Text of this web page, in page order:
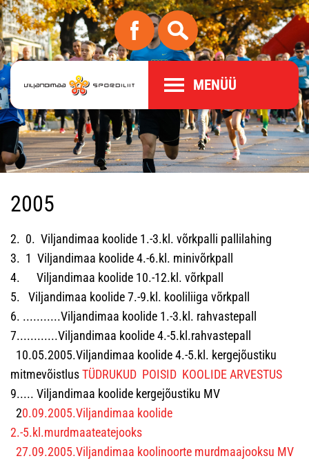
MENÜÜ
2005
2. 0. Viljandimaa koolide 1.-3.kl. võrkpalli pallilahing
3. 1 Viljandimaa koolide 4.-6.kl. minivõrkpall
4. Viljandimaa koolide 10.-12.kl. võrkpall
5. Viljandimaa koolide 7.-9.kl. kooliliiga võrkpall
6. ...........Viljandimaa koolide 1.-3.kl. rahvastepall
7............Viljandimaa koolide 4.-5.kl.rahvastepall
10.05.2005.Viljandimaa koolide 4.-5.kl. kergejõustiku
mitmevõistlusTÜDRUKUD POISID KOOLIDE ARVESTUS
9..... Viljandimaa koolide kergejõustiku MV
20.09.2005.Viljandimaa koolide
2.-5.kl.murdmaateatejooks
27.09.2005.Viljandimaa koolinoorte murdmaajooksu MV